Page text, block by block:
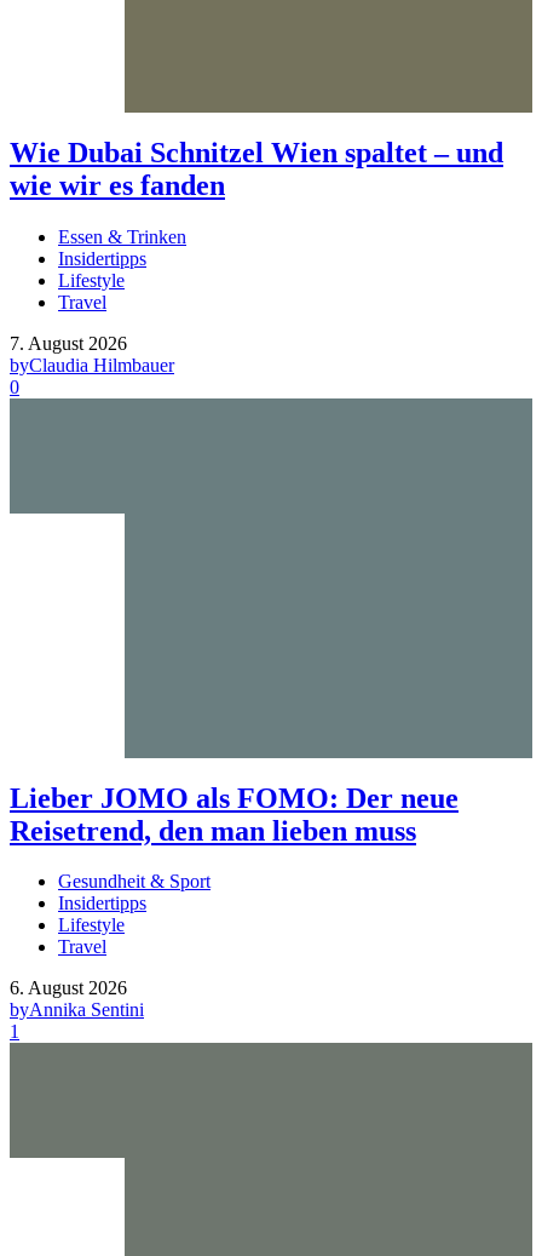
Wie Dubai Schnitzel Wien spaltet – und
wie wir es fanden
Essen & Trinken
Insidertipps
Lifestyle
Travel
7. August 2026
byClaudia Hilmbauer
0
Lieber JOMO als FOMO: Der neue
Reisetrend, den man lieben muss
Gesundheit & Sport
Insidertipps
Lifestyle
Travel
6. August 2026
byAnnika Sentini
1